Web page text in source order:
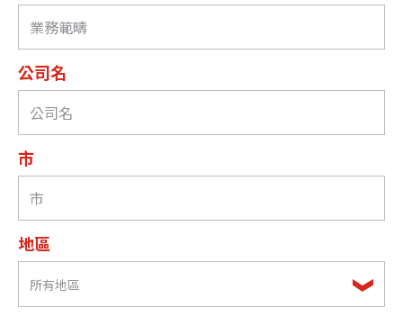
公司名
市
地區
所有地區